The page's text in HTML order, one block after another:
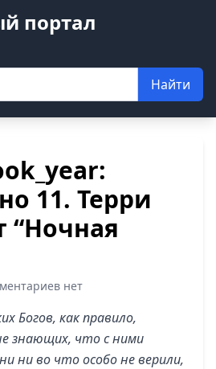
портал
Найти
11. Терри
“Ночная
нет
Богов, как правило,
знающих, что с ними
ни во что особо не верили,